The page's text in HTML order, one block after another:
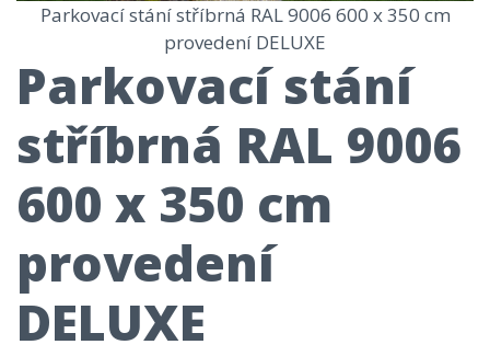
Parkovací stání stříbrná RAL 9006 600 x 350 cm
provedení DELUXE
Parkovací stání
stříbrná RAL 9006
600 x 350 cm
provedení
DELUXE